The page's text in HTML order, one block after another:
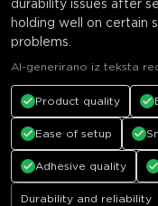
durability issues after
holding well on certain
problems.
AI-generirano iz teksta
Product quality
Ease of setup
Adhesive quality
Durability and reliability